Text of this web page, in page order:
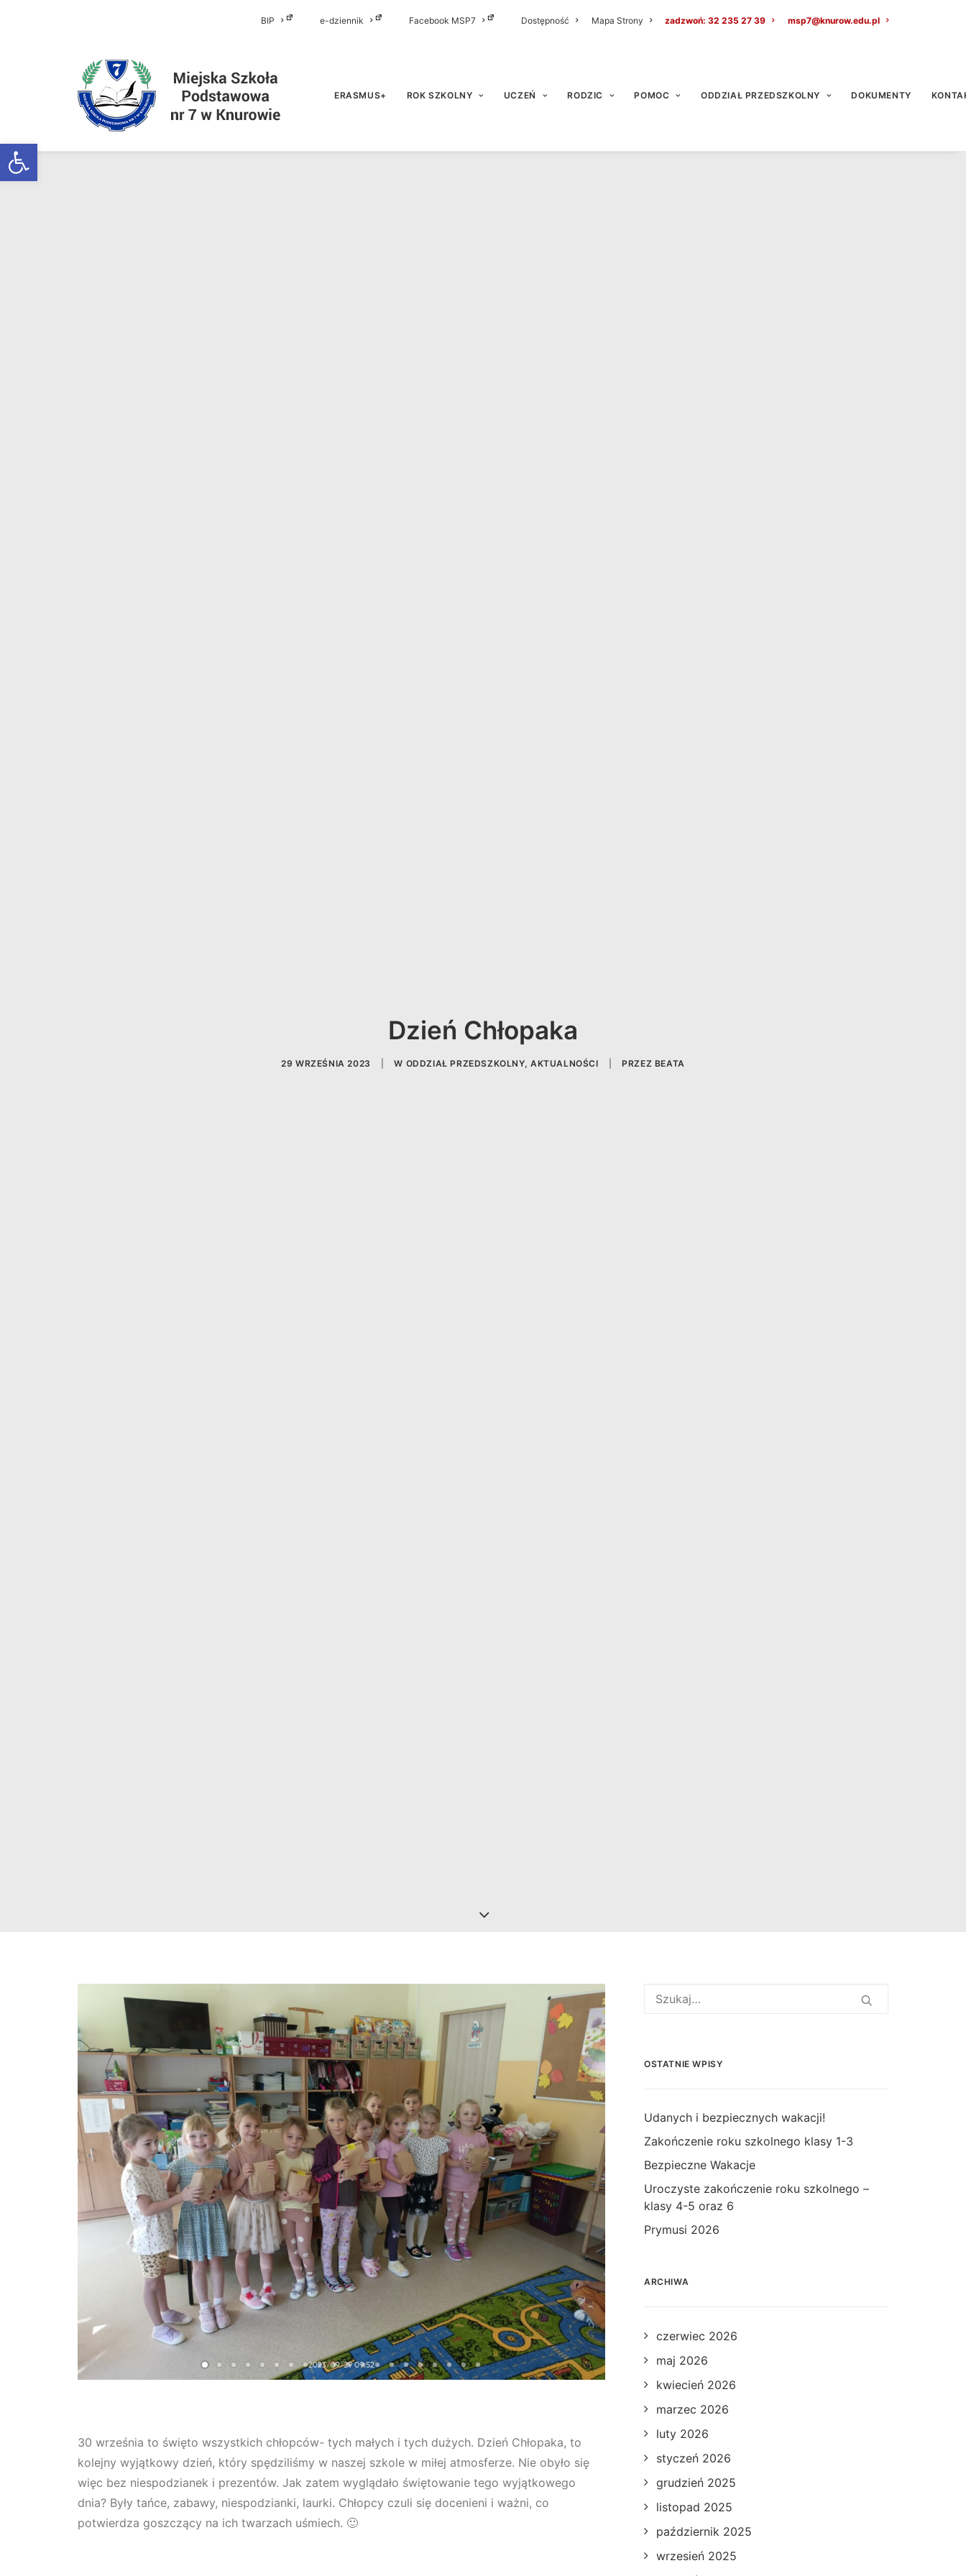
Otwórz pasek narzędzi
BIP e-dziennik Facebook MSP7 Dostępność Mapa Strony zadzwoń: 32 235 27 39 msp7@knurow.edu.pl
ERASMUS+ ROK SZKOLNY UCZEŃ RODZIC POMOC ODDZIAŁ PRZEDSZKOLNY DOKUMENTY
Dzień Chłopaka
29 WRZEŚNIA 2023 W ODDZIAŁ PRZEDSZKOLNY, AKTUALNOŚCI PRZEZ BEATA
30 września to święto wszystkich chłopców- tych małych i tych dużych. Dzień Chłopaka, to
kolejny wyjątkowy dzień, który spędziliśmy w naszej szkole w miłej atmosferze. Nie obyło się
więc bez niespodzianek i prezentów. Jak zatem wyglądało świętowanie tego wyjątkowego
dnia? Były tańce, zabawy, niespodzianki, laurki. Chłopcy czuli się docenieni i ważni, co
potwierdza goszczący na ich twarzach uśmiech. 🙂
OSTATNIE WPISY
Udanych i bezpiecznych wakacji!
Zakończenie roku szkolnego klasy 1-3
Bezpieczne Wakacje
Uroczyste zakończenie roku szkolnego –
klasy 4-5 oraz 6
Prymusi 2026
ARCHIWA
czerwiec 2026
maj 2026
kwiecień 2026
marzec 2026
luty 2026
styczeń 2026
grudzień 2025
listopad 2025
październik 2025
wrzesień 2025